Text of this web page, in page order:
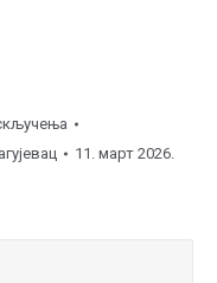
11. март 2026.